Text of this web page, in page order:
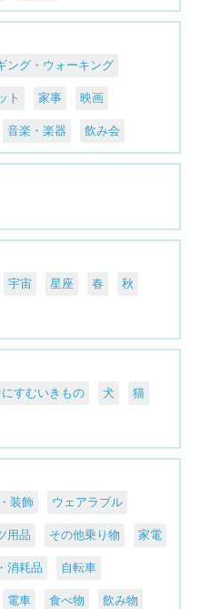
ング・ウォーキング
ト 家事 映画
音楽・楽器 飲み会
宇宙 星座 春 秋
にすむいきもの 犬 猫
装飾 ウェアラブル
用品 その他乗り物 家電
消耗品 自転車
電車 食べ物 飲み物